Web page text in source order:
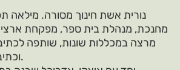
נורית אשת חינוך מסורה. מילאה
מחנכת, מנהלת בית ספר, מפקחת
מרצה במכללות שונות, שותפה
וכתיבת ספרי לימוד ועוד.